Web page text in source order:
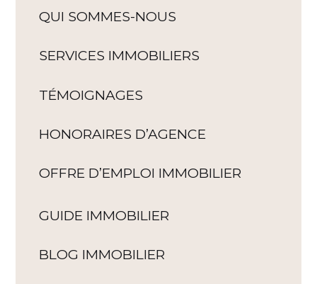
QUI SOMMES-NOUS
SERVICES IMMOBILIERS
TÉMOIGNAGES
HONORAIRES D’AGENCE
OFFRE D’EMPLOI IMMOBILIER
GUIDE IMMOBILIER
BLOG IMMOBILIER